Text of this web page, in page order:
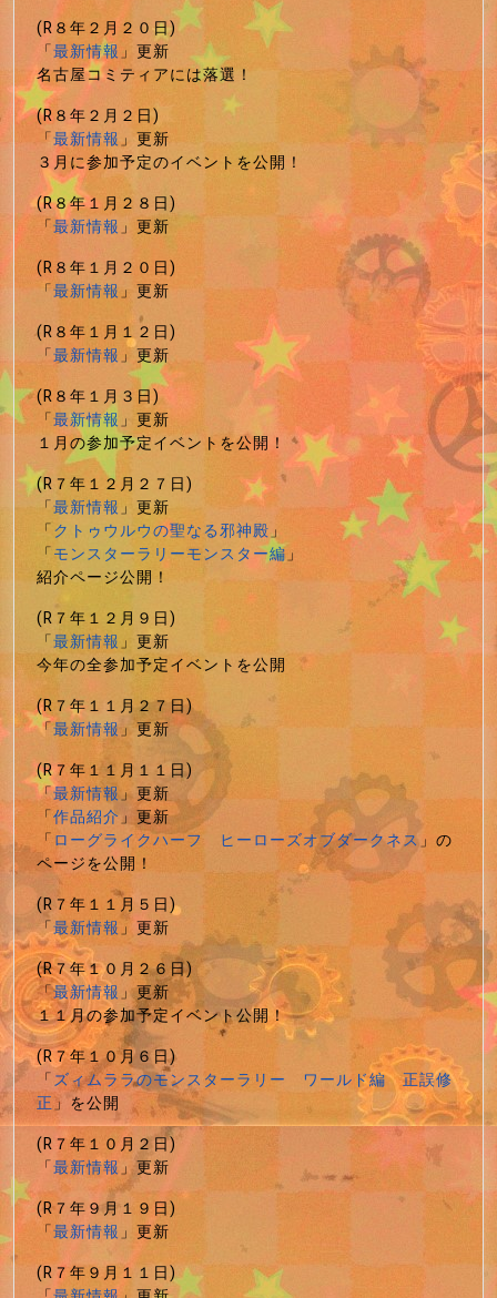
(R８年２月２０日)
「最新情報」更新
名古屋コミティアには落選！
(R８年２月２日)
「最新情報」更新
３月に参加予定のイベントを公開！
(R８年１月２８日)
「最新情報」更新
(R８年１月２０日)
「最新情報」更新
(R８年１月１２日)
「最新情報」更新
(R８年１月３日)
「最新情報」更新
１月の参加予定イベントを公開！
(R７年１２月２７日)
「最新情報」更新
「クトゥウルウの聖なる邪神殿」
「モンスターラリーモンスター編」
紹介ページ公開！
(R７年１２月９日)
「最新情報」更新
今年の全参加予定イベントを公開
(R７年１１月２７日)
「最新情報」更新
(R７年１１月１１日)
「最新情報」更新
「作品紹介」更新
「ローグライクハーフ ヒーローズオブダークネス」の
ページを公開！
(R７年１１月５日)
「最新情報」更新
(R７年１０月２６日)
「最新情報」更新
１１月の参加予定イベント公開！
(R７年１０月６日)
「ズィムララのモンスターラリー ワールド編 正誤修
正」を公開
(R７年１０月２日)
「最新情報」更新
(R７年９月１９日)
「最新情報」更新
(R７年９月１１日)